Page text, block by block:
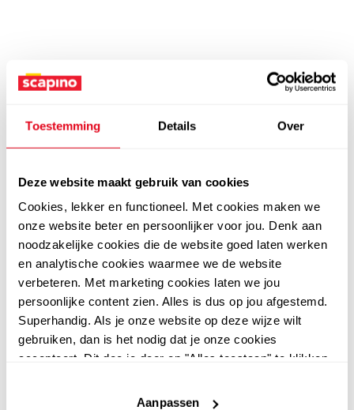
Toestemming Details Over
Deze website maakt gebruik van cookies
Cookies, lekker en functioneel. Met cookies maken we
onze website beter en persoonlijker voor jou. Denk aan
noodzakelijke cookies die de website goed laten werken
en analytische cookies waarmee we de website
verbeteren. Met marketing cookies laten we jou
persoonlijke content zien. Alles is dus op jou afgestemd.
Superhandig. Als je onze website op deze wijze wilt
gebruiken, dan is het nodig dat je onze cookies
accepteert. Dit doe je door op "Alles toestaan" te klikken.
website niet optimaal functioneert.
Aanpassen